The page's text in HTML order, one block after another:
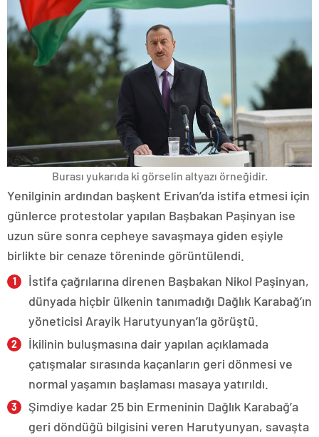
Burası yukarıda ki görselin altyazı örneğidir.
Yenilginin ardından başkent Erivan’da istifa etmesi için
günlerce protestolar yapılan Başbakan Paşinyan ise
uzun süre sonra cepheye savaşmaya giden eşiyle
birlikte bir cenaze töreninde görüntülendi.
İstifa çağrılarına direnen Başbakan Nikol Paşinyan,
dünyada hiçbir ülkenin tanımadığı Dağlık Karabağ’ın
yöneticisi Arayik Harutyunyan’la görüştü.
İkilinin buluşmasına dair yapılan açıklamada
çatışmalar sırasında kaçanların geri dönmesi ve
normal yaşamın başlaması masaya yatırıldı.
Şimdiye kadar 25 bin Ermeninin Dağlık Karabağ’a
geri döndüğü bilgisini veren Harutyunyan, savaşta